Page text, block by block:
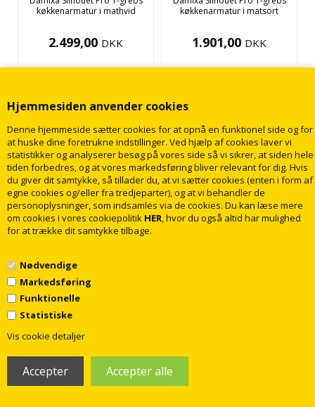
Hjemmesiden anvender cookies
Denne hjemmeside sætter cookies for at opnå en funktionel side og for
at huske dine foretrukne indstillinger. Ved hjælp af cookies laver vi
statistikker og analyserer besøg på vores side så vi sikrer, at siden hele
tiden forbedres, og at vores markedsføring bliver relevant for dig. Hvis
du giver dit samtykke, så tillader du, at vi sætter cookies (enten i form af
egne cookies og/eller fra tredjeparter), og at vi behandler de
personoplysninger, som indsamles via de cookies. Du kan læse mere
om cookies i vores cookiepolitik HER, hvor du også altid har mulighed
for at trække dit samtykke tilbage.
Nødvendige
Markedsføring
Funktionelle
Statistiske
Vis cookie detaljer
køkkenarmatur i mathvid
2.499,00 DKK
Levering 5-10dage
køkkenarmatur i matsort
1.901,00 DKK
køkkenarmatur i Steel (PVD)
1.923,00
LÆG I KURV